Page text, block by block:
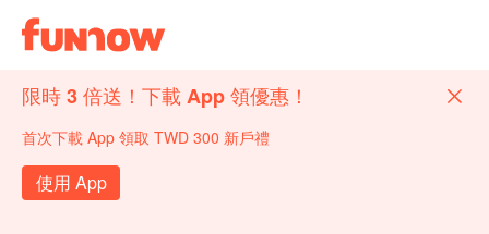
限時 3 倍送！下載 App 領優惠！
首次下載 App 領取 TWD 300 新戶禮
使用 App